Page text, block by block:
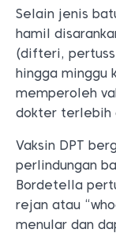
Selain jenis
hamil
(difteri,
hingga minggu
memperoleh
dokter terlebih
Vaksin DPT
perlindungan
Bordetella
rejan atau
menular dan